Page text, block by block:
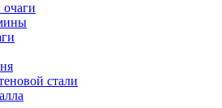
стали